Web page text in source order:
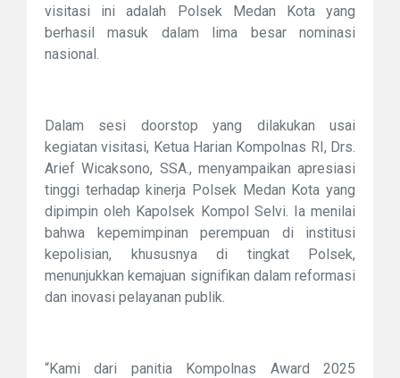
visitasi ini adalah Polsek Medan Kota yang
berhasil masuk dalam lima besar nominasi
nasional.
Dalam sesi doorstop yang dilakukan usai
kegiatan visitasi, Ketua Harian Kompolnas RI, Drs.
Arief Wicaksono, SSA., menyampaikan apresiasi
tinggi terhadap kinerja Polsek Medan Kota yang
dipimpin oleh Kapolsek Kompol Selvi. Ia menilai
bahwa kepemimpinan perempuan di institusi
kepolisian, khususnya di tingkat Polsek,
menunjukkan kemajuan signifikan dalam reformasi
dan inovasi pelayanan publik.
“Kami dari panitia Kompolnas Award 2025